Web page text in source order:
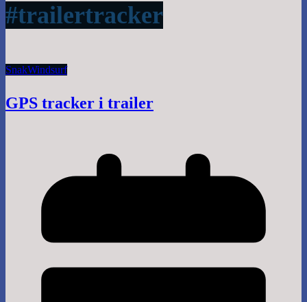
#trailertracker
SnakWindsurf
GPS tracker i trailer